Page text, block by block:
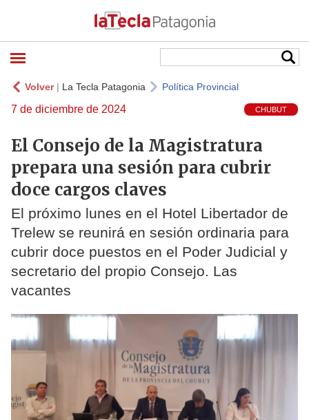
Volver| La Tecla Patagonia Política Provincial
7 de diciembre de 2024 CHUBUT
El Consejo de la Magistratura
prepara una sesión para cubrir
doce cargos claves
El próximo lunes en el Hotel Libertador de
Trelew se reunirá en sesión ordinaria para
cubrir doce puestos en el Poder Judicial y
secretario del propio Consejo. Las
vacantes